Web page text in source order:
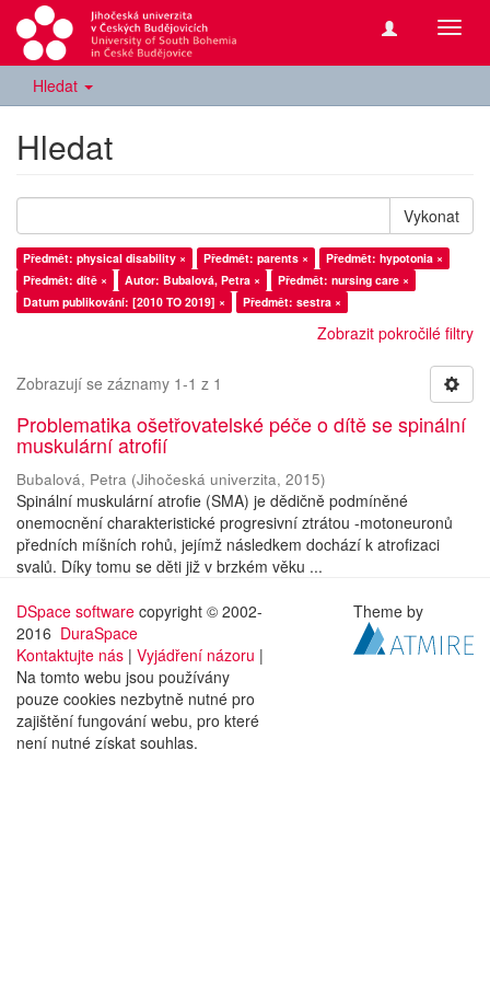
Hledat
Hledat
Vykonat
Předmět: physical disability × Předmět: parents ×
Předmět: hypotonia ×
Předmět: dítě ×
Autor: Bubalová, Petra ×
Předmět: nursing care ×
Datum publikování: [2010 TO 2019] ×
Předmět: sestra ×
Zobrazit pokročilé filtry
Zobrazují se záznamy 1-1 z 1
Problematika ošetřovatelské péče o dítě se spinální
muskulární atrofií
Bubalová, Petra (Jihočeská univerzita, 2015)
Spinální muskulární atrofie (SMA) je dědičně podmíněné
onemocnění charakteristické progresivní ztrátou -motoneuronů
předních míšních rohů, jejímž následkem dochází k atrofizaci
svalů. Díky tomu se děti již v brzkém věku ...
DSpace software copyright © 2002-
2016 DuraSpace
Kontaktujte nás | Vyjádření názoru |
Na tomto webu jsou používány
pouze cookies nezbytně nutné pro
zajištění fungování webu, pro které
není nutné získat souhlas.
Theme by